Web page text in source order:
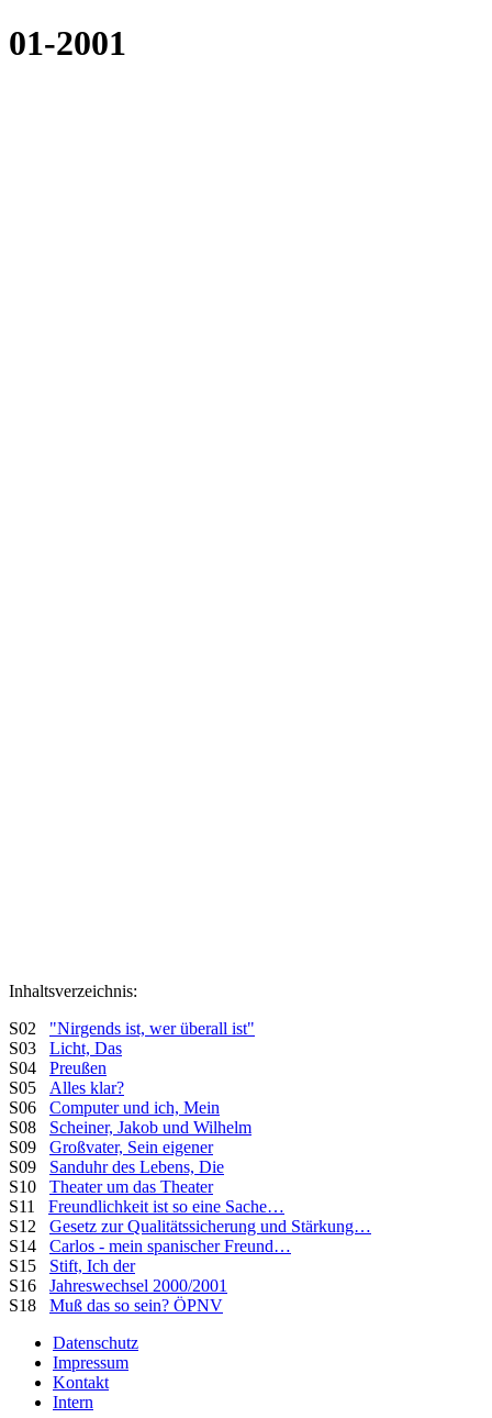
01-2001
Inhaltsverzeichnis:
S02 "Nirgends ist, wer überall ist"
S03 Licht, Das
S04 Preußen
S05 Alles klar?
S06 Computer und ich, Mein
S08 Scheiner, Jakob und Wilhelm
S09 Großvater, Sein eigener
S09 Sanduhr des Lebens, Die
S10 Theater um das Theater
S11 Freundlichkeit ist so eine Sache…
S12 Gesetz zur Qualitätssicherung und Stärkung…
S14 Carlos - mein spanischer Freund…
S15 Stift, Ich der
S16 Jahreswechsel 2000/2001
S18 Muß das so sein? ÖPNV
Datenschutz
Impressum
Kontakt
Intern